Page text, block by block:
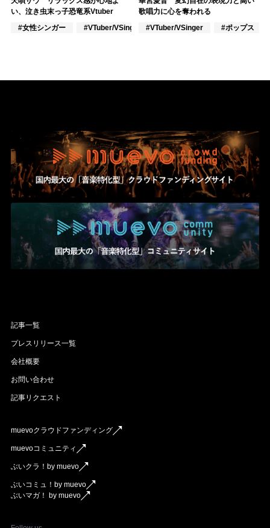
い、泣き虫末っ子恐竜系Vtuber
#女性シンガー
#VTuber/VSinger #VOCALOID
歌唱力に心を奪われる
#VTuber/VSinger
#ポップス
記事一覧
プレスリリース一覧
会社概要
お問い合わせ
記事リクエスト
muevoクラウドファンディング
muevoコミュニティ
ぶいクラ！by muevo
ぶいコミュ！by muevo
ぶいマガ！ by muevo